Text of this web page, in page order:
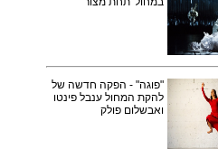
"פוגה" - הפקה חדשה של
להקת המחול ענבל פינטו
ואבשלום פולק